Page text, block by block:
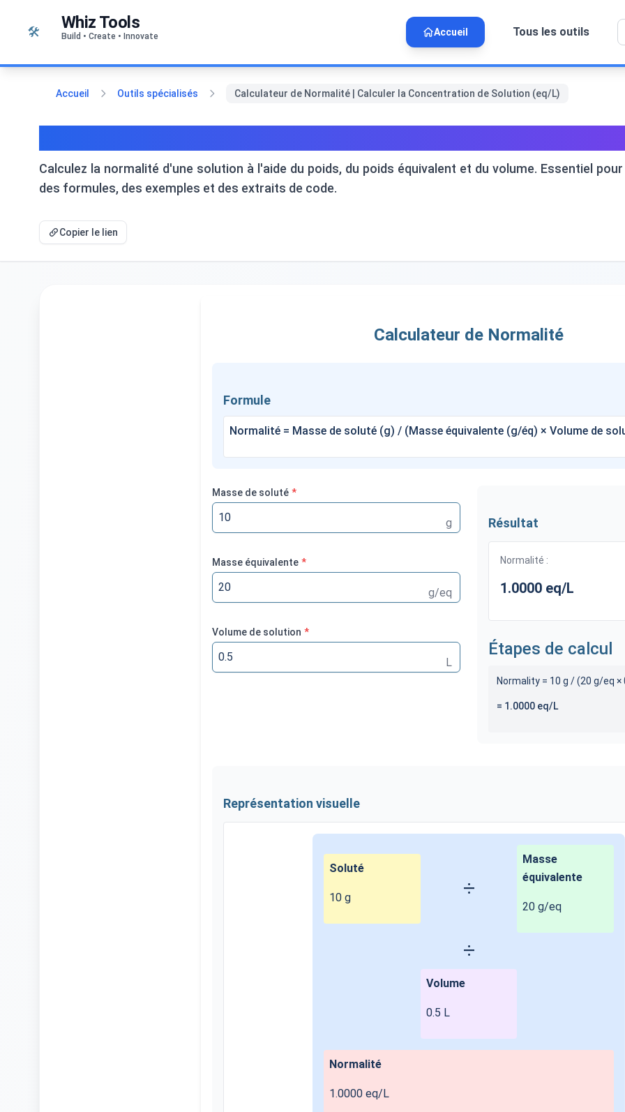
🛠️ Whiz Tools
Build • Create • Innovate Accueil Tous les outils
Accueil Outils spécialisés Calculateur de Normalité | Calculer la Concentration de Solution (eq/L)
Calculez la normalité d'une solution à l'aide du poids, du poids équivalent et du volume. Essentiel
des formules, des exemples et des extraits de code.
Copier le lien
Calculateur de Normalité
Formule
Normalité = Masse de soluté (g) / (Masse équivalente (g/éq) × Volume de
Masse de soluté *
g
Masse équivalente *
g/eq
Volume de solution *
L
Résultat
Normalité :
1.0000 eq/L
Étapes de calcul
Normality = 10 g / (20 g/eq ×
= 1.0000 eq/L
Représentation visuelle
Soluté
10 g ÷
Masse
équivalente
20 g/eq
÷
Volume
0.5 L
Normalité
1.0000 eq/L